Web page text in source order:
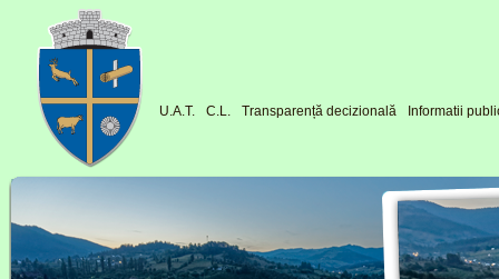
U.A.T. C.L. Transparență decizională Informatii